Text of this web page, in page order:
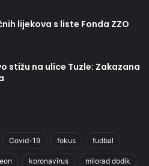
lijekova s liste Fonda ZZO
stižu na ulice Tuzle: Zakazana
Covid-19 fokus fudbal
koronavirus milorad dodik